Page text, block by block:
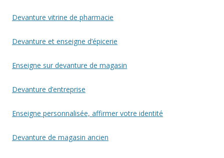
Devanture vitrine de pharmacie
Devanture et enseigne d’épicerie
Enseigne sur devanture de magasin
Devanture d’entreprise
Enseigne personnalisée, affirmer votre identité
Devanture de magasin ancien